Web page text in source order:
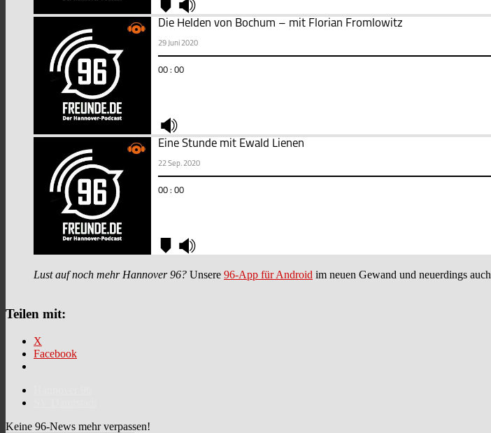
Lust auf noch mehr Hannover 96? Unsere 96-App für Android im neuen Gewand und neuerdings auch
Teilen mit:
X
Facebook
Keine 96-News mehr verpassen!